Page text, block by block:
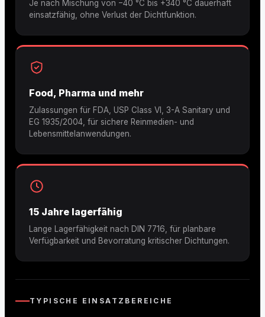
Je nach Mischung von −40 °C bis +340 °C dauerhaft
einsatzfähig, ohne Verlust der Dichtfunktion.
Food, Pharma und mehr
Zulassungen für FDA, USP Class VI, 3-A Sanitary und
EG 1935/2004, für sichere Reinmedien- und
Lebensmittelanwendungen.
15 Jahre lagerfähig
Lange Lagerfähigkeit nach DIN 7716, für planbare
Verfügbarkeit und Bevorratung kritischer Dichtungen.
TYPISCHE EINSATZBEREICHE